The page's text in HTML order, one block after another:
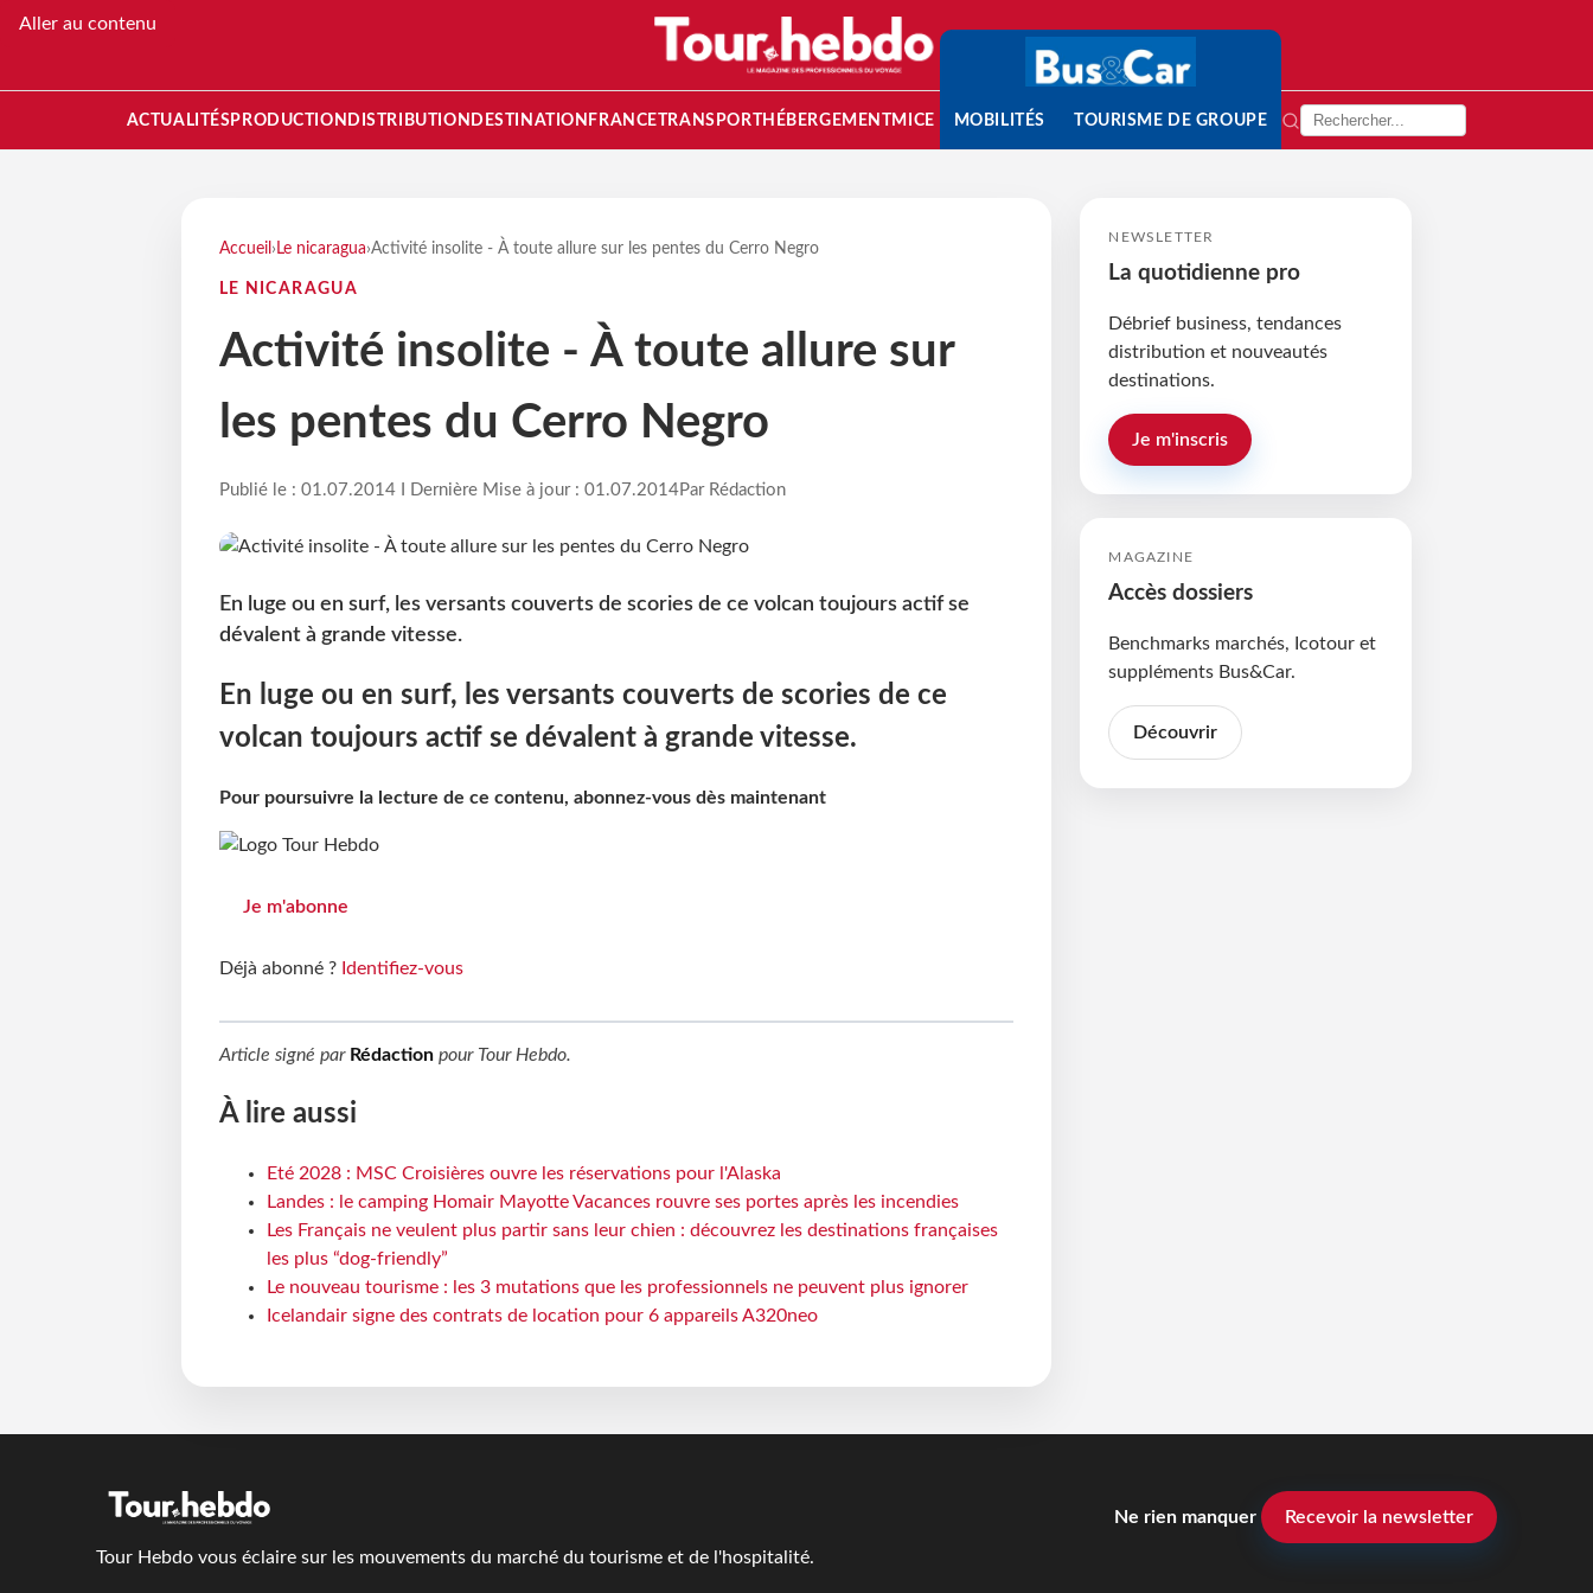
Aller au contenu
ACTUALITÉS PRODUCTION DISTRIBUTION DESTINATION FRANCETRANSPORT HÉBERGEMENTMICE MOBILITÉS TOURISME DE GROUPE
Accueil › Le nicaragua›Activité insolite - À toute allure sur les pentes du Cerro Negro
LE NICARAGUA
Activité insolite - À toute allure sur
les pentes du Cerro Negro
Publié le : 01.07.2014 I Dernière Mise à jour : 01.07.2014Par Rédaction
En luge ou en surf, les versants couverts de scories de ce volcan toujours actif se
dévalent à grande vitesse.
En luge ou en surf, les versants couverts de scories de ce
volcan toujours actif se dévalent à grande vitesse.
Pour poursuivre la lecture de ce contenu, abonnez-vous dès maintenant
Je m'abonne
Déjà abonné ? Identifiez-vous
Article signé par Rédactionpour Tour Hebdo.
À lire aussi
Eté 2028 : MSC Croisières ouvre les réservations pour l'Alaska
Landes : le camping Homair Mayotte Vacances rouvre ses portes après les incendies
Les Français ne veulent plus partir sans leur chien : découvrez les destinations françaises
les plus “dog-friendly”
Le nouveau tourisme : les 3 mutations que les professionnels ne peuvent plus ignorer
Icelandair signe des contrats de location pour 6 appareils A320neo
NEWSLETTER
La quotidienne pro
Débrief business, tendances
distribution et nouveautés
destinations.
Je m'inscris
MAGAZINE
Accès dossiers
Benchmarks marchés, Icotour et
suppléments Bus&Car.
Découvrir
Tour Hebdo vous éclaire sur les mouvements du marché du tourisme et de l'hospitalité.
Ne rien manquer Recevoir la newsletter